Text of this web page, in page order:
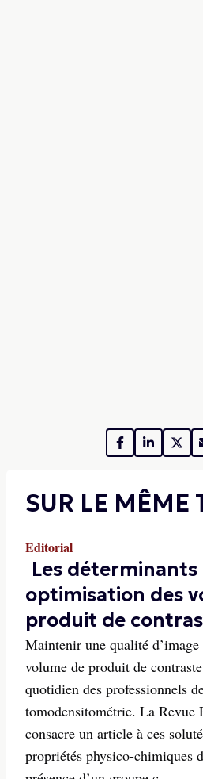
SUR LE MÊME
Editorial
Les
optimisation des
produit de
Maintenir une qualité
volume de produit de
quotidien des professionnels
tomodensitométrie. La Revue
consacre un article à ces
propriétés physico-chimiques